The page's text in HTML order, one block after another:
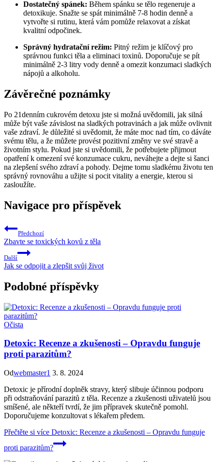
Dostatečný spánek: Během spánku se tělo regeneruje a
detoxikuje. Snažte se spát minimálně 7-8 hodin denně a
vytvořte si rutinu, která vám pomůže relaxovat a získat
kvalitní odpočinek.
Správný hydratační režim: Pitný režim je klíčový pro
správnou funkci těla a eliminaci toxinů. Doporučuje se pít
minimálně 2-3 litry vody denně a omezit konzumaci sladkých
nápojů a alkoholu.
Závěrečné poznámky
Po 21denním cukrovém detoxu jste si možná uvědomili, jak silná
může být vaše závislost na sladkých potravinách a jak může ovlivnit
vaše zdraví. Je důležité si uvědomit, že máte moc nad tím, co dáváte
svému tělu, a že můžete provést pozitivní změny ve své stravě a
životním stylu. Pokud jste si uvědomili, že potřebujete přijmout
opatření k omezení své konzumace cukru, neváhejte a dejte si šanci
na zlepšení svého zdraví a pohody. Dejme tomu sladkému životu ten
správný rovnováhu a užijte si pocit vitality a energie, kterou si
zasloužíte.
Navigace pro příspěvek
Předchozí
Zbavte se toxických kovů z těla
Další
Jak se odpojit a zlepšit svůj život
Podobné příspěvky
Očista
Detoxic: Recenze a zkušenosti – Opravdu funguje
proti parazitům?
Odwebmaster1 3. 8. 2024
Detoxic je přírodní doplněk stravy, který slibuje účinnou podporu
při odstraňování parazitů z těla. Recenze a zkušenosti uživatelů jsou
smíšené, ale někteří tvrdí, že jim přípravek skutečně pomohl.
Doporučujeme konzultovat s lékařem předem.
Přečtěte si více Detoxic: Recenze a zkušenosti – Opravdu funguje
proti parazitům?